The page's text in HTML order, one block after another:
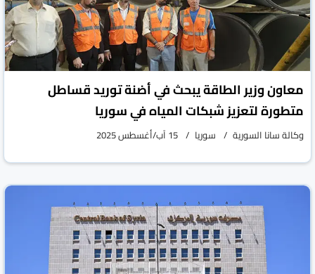
معاون وزير الطاقة يبحث في أضنة توريد قساطل
متطورة لتعزيز شبكات المياه في سوريا
وكالة سانا السورية سوريا 15 آب/أغسطس 2025